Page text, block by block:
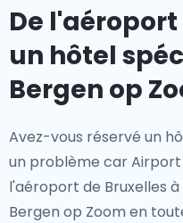
De
un hôtel
Bergen op
Avez-vous réservé un
un problème car Airport
l'aéroport de Bruxelles
Bergen op Zoom en